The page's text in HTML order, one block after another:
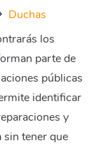
Duchas
los
parte de
públicas
identificar
y
sin tener que